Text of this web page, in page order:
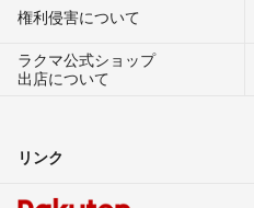
権利侵害について
ラクマ公式ショップ
出店について
リンク